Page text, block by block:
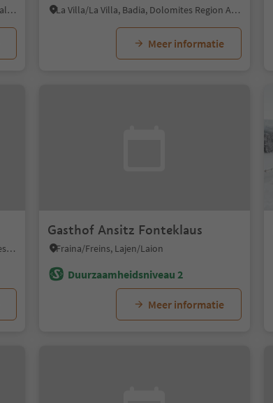
Solda/Sulden, Stilfs/Stelvio, Vinschgau/Val Venosta La Villa/La Villa, Badia, Dolomites Region Alta Badia
Meer informatie
Bressanone città/Brixen Stadt, Brixen/Bressanone, Brixen/Bressanone and environs
Gasthof Ansitz Fonteklaus
Fraina/Freins, Lajen/Laion
Duurzaamheidsniveau 2
Meer informatie